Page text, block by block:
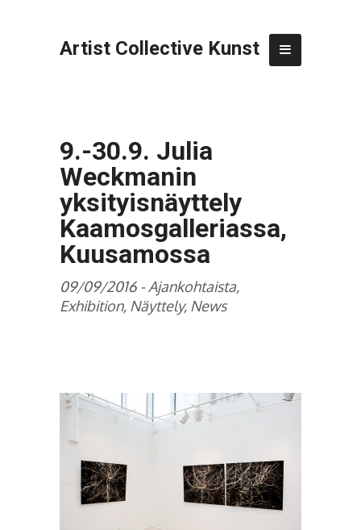
Artist Collective Kunst
9.-30.9. Julia
Weckmanin
yksityisnäyttely
Kaamosgalleriassa,
Kuusamossa
09/09/2016 -Ajankohtaista,
Exhibition, Näyttely, News